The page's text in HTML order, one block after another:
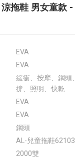
涼拖鞋 男女童款
EVA
EVA
緩衝、按摩、鋼頭
撐、照明、快乾
EVA
EVA
鋼頭
AL-兒童拖鞋62103
2000雙